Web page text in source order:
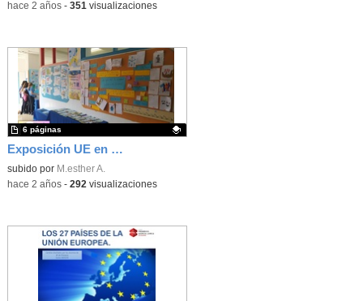
-hace 2 años- 351visualizaciones
Exposición UE en el FGL
Contenido educativo.
subido por M.esther A.
6 páginas
-hace 2 años- 292visualizaciones